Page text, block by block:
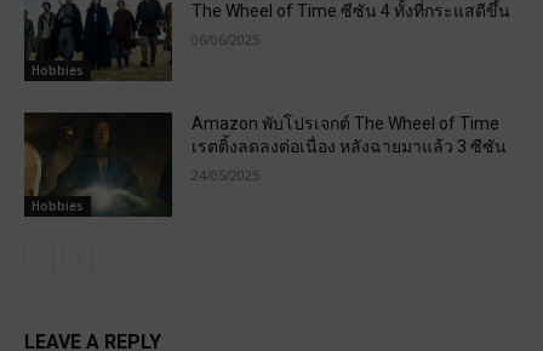
Hobbies
The Wheel of Time ซีซัน 4 ทั้งที่กระแสดีขึ้น
06/06/2025
Hobbies
Amazon พับโปรเจกต์ The Wheel of Time
เรตติ้งลดลงต่อเนื่อง หลังฉายมาแล้ว 3 ซีซัน
24/05/2025
LEAVE A REPLY